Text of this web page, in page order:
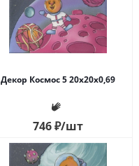
Декор Космос 5 20x20x0,69
746₽/шт